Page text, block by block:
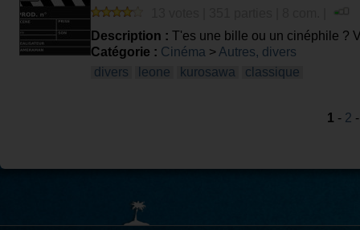
Description : T'es une bille ou un cinéphile ?
Catégorie : Cinéma > Autres, divers
divers
leone kurosawa classique
1 - 2